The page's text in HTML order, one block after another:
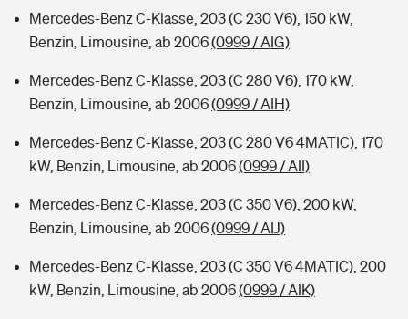
Mercedes-Benz C-Klasse, 203 (C 230 V6), 150 kW,
Benzin, Limousine, ab 2006(0999 / AIG)
Mercedes-Benz C-Klasse, 203 (C 280 V6), 170 kW,
Benzin, Limousine, ab 2006(0999 / AIH)
Mercedes-Benz C-Klasse, 203 (C 280 V6 4MATIC), 170
kW, Benzin, Limousine, ab 2006(0999 / AII)
Mercedes-Benz C-Klasse, 203 (C 350 V6), 200 kW,
Benzin, Limousine, ab 2006(0999 / AIJ)
Mercedes-Benz C-Klasse, 203 (C 350 V6 4MATIC), 200
kW, Benzin, Limousine, ab 2006(0999 / AIK)